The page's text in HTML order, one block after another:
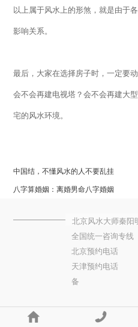
以上属于风水上的形煞，就是由于
影响关系。
最后，大家在选择房子时，一定要
会不会再建电视塔？会不会再建大
宅的风水环境。
中国结，不懂风水的人不要乱挂
八字算婚姻：离婚男命八字婚姻
北京风水大师秦阳
全国统一咨询专线
北京预约电话
天津预约电话
备